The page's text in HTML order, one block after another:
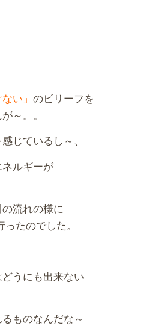
い」 のビリーフを
～。。
じているし～、
ルギーが
流れの様に
たのでした。
うにも出来ない
ものなんだな～